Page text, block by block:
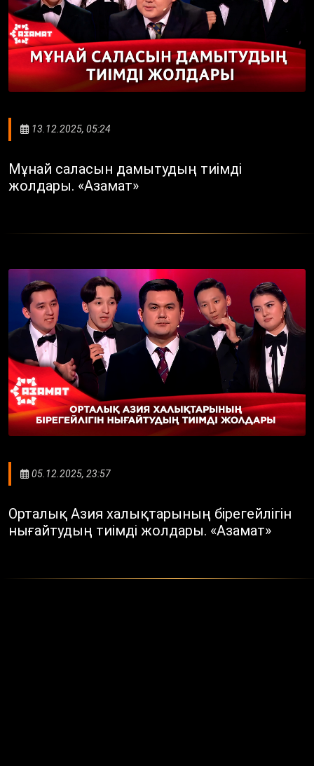
13.12.2025, 05:24
Мұнай саласын дамытудың тиімді
жолдары. «Азамат»
05.12.2025, 23:57
Орталық Азия халықтарының бірегейлігін
нығайтудың тиімді жолдары. «Азамат»